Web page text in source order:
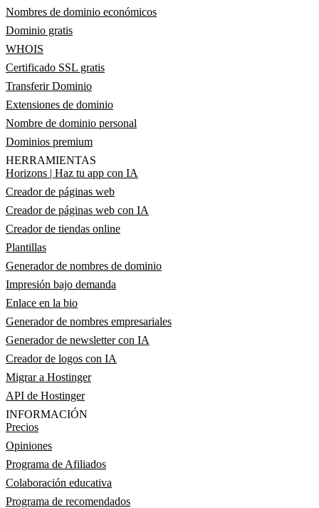
Nombres de dominio económicos
Dominio gratis
WHOIS
Certificado SSL gratis
Transferir Dominio
Extensiones de dominio
Nombre de dominio personal
Dominios premium
HERRAMIENTAS
Horizons | Haz tu app con IA
Creador de páginas web
Creador de páginas web con IA
Creador de tiendas online
Plantillas
Generador de nombres de dominio
Impresión bajo demanda
Enlace en la bio
Generador de nombres empresariales
Generador de newsletter con IA
Creador de logos con IA
Migrar a Hostinger
API de Hostinger
INFORMACIÓN
Precios
Opiniones
Programa de Afiliados
Colaboración educativa
Programa de recomendados